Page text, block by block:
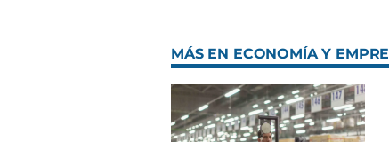
MÁS EN ECONOMÍA Y